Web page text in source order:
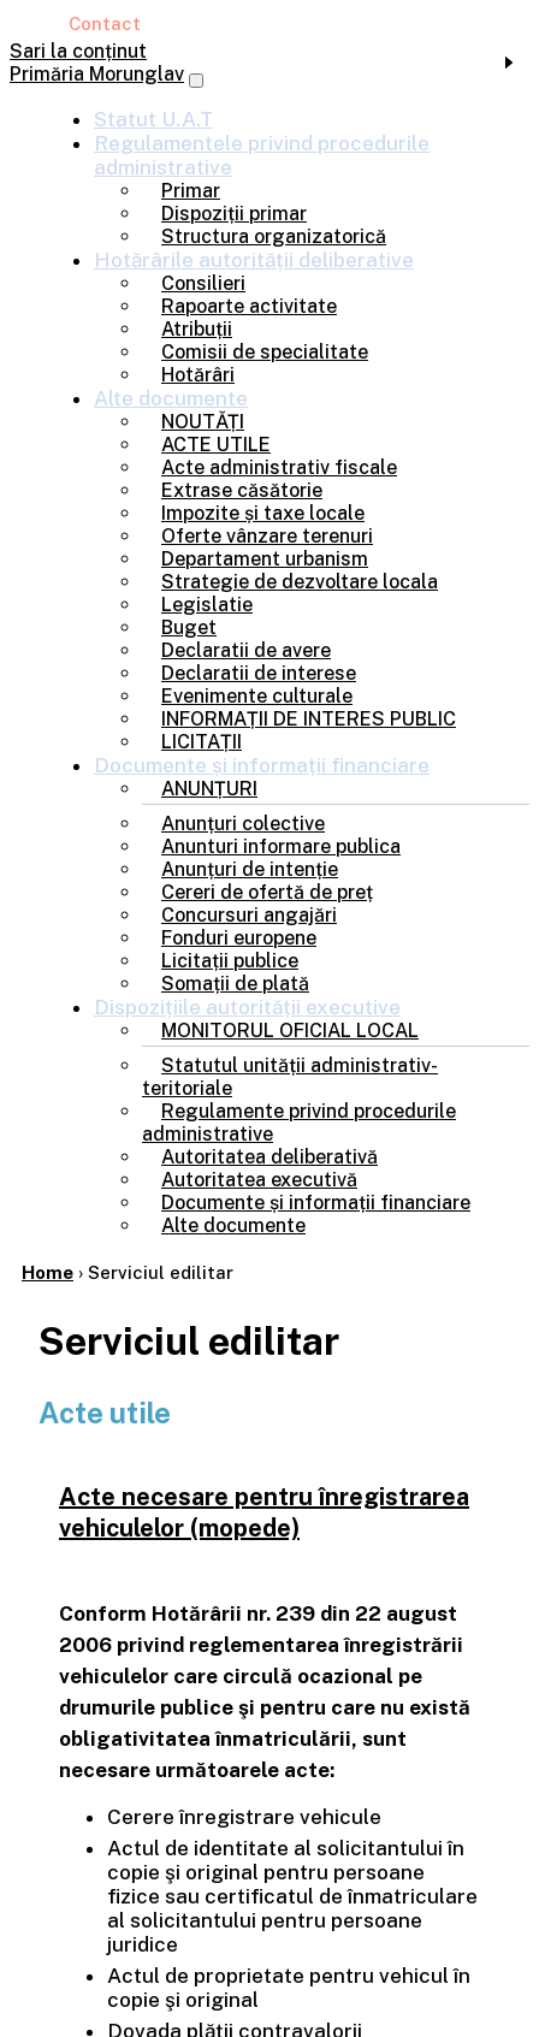
Sari la conținut
Primăria Morunglav
Statut U.A.T
Regulamentele privind procedurile
administrative
Primar
Dispoziții primar
Structura organizatorică
Hotărârile autorității deliberative
Consilieri
Rapoarte activitate
Atribuții
Comisii de specialitate
Hotărâri
Alte documente
NOUTĂȚI
ACTE UTILE
Acte administrativ fiscale
Extrase căsătorie
Impozite și taxe locale
Oferte vânzare terenuri
Departament urbanism
Strategie de dezvoltare locala
Legislatie
Buget
Declaratii de avere
Declaratii de interese
Evenimente culturale
INFORMAȚII DE INTERES PUBLIC
LICITAȚII
Documente și informații financiare
ANUNȚURI
Anunțuri colective
Anunturi informare publica
Anunțuri de intenție
Cereri de ofertă de preț
Concursuri angajări
Fonduri europene
Licitații publice
Somații de plată
Dispozițiile autorității executive
MONITORUL OFICIAL LOCAL
Statutul unității administrativ-
teritoriale
Regulamente privind procedurile
administrative
Autoritatea deliberativă
Autoritatea executivă
Documente și informații financiare
Alte documente
Home › Serviciul edilitar
Contact
Serviciul edilitar
Acte utile
Acte necesare pentru înregistrarea
vehiculelor (mopede)
Conform Hotărârii nr. 239 din 22 august
2006 privind reglementarea înregistrării
vehiculelor care circulă ocazional pe
drumurile publice şi pentru care nu există
obligativitatea înmatriculării, sunt
necesare următoarele acte:
Cerere înregistrare vehicule
Actul de identitate al solicitantului în
copie şi original pentru persoane
fizice sau certificatul de înmatriculare
al solicitantului pentru persoane
juridice
Actul de proprietate pentru vehicul în
copie şi original
Dovada plăţii contravalorii